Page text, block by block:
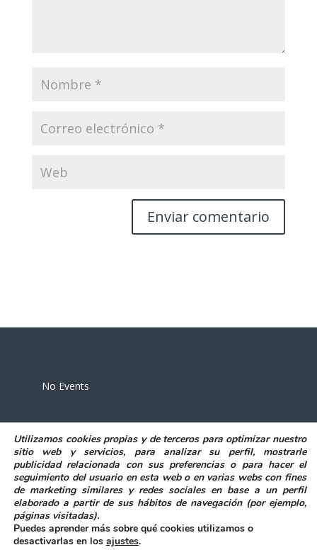
No Events
POLITICA DE PRIVACIDAD
AVISO LEGAL
POLITICA DE COOKIES
DECLARACIÓN DE ACCESIBILIDAD
Utilizamos cookies propias y de terceros para optimizar nuestro
sitio web y servicios, para analizar su perfil, mostrarle
publicidad relacionada con sus preferencias o para hacer el
seguimiento del usuario en esta web o en varias webs con fines
de marketing similares y redes sociales en base a un perfil
elaborado a partir de sus hábitos de navegación (por ejemplo,
páginas visitadas).
Puedes aprender más sobre qué cookies utilizamos o
desactivarlas en los ajustes.